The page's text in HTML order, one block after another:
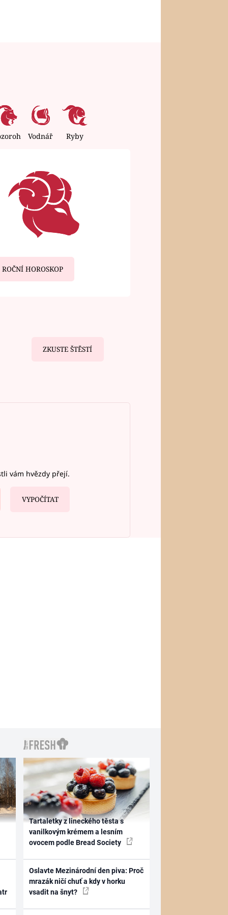
Vodnář Ryby
ROČNÍ HOROSKOP
ZKUSTE ŠTĚSTÍ
vám hvězdy přejí.
VYPOČÍTAT
Tartaletky z lineckého těsta s
vanilkovým krémem a lesním
ovocem podle Bread Society
Oslavte Mezinárodní den piva: Proč
mrazák ničí chuť a kdy v horku
vsadit na šnyt?